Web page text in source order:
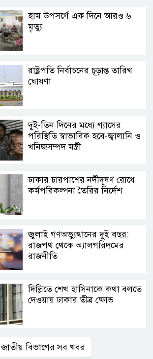
হাম উপসর্গে এক দিনে আরও ৬
মৃত্যু
রাষ্ট্রপতি নির্বাচনের চূড়ান্ত তারিখ
ঘোষণা
দুই-তিন দিনের মধ্যে গ্যাসের
পরিস্থিতি স্বাভাবিক হবে-জ্বালানি ও
খনিজসম্পদ মন্ত্রী
ঢাকার চারপাশের নদীদূষণ রোধে
কর্মপরিকল্পনা তৈরির নির্দেশ
জুলাই গণঅভ্যুত্থানের দুই বছর:
রাজপথ থেকে অ্যালগরিদমের
রাজনীতি
দিল্লিতে শেখ হাসিনাকে কথা বলতে
দেওয়ায় ঢাকার তীব্র ক্ষোভ
জাতীয় বিভাগের সব খবর